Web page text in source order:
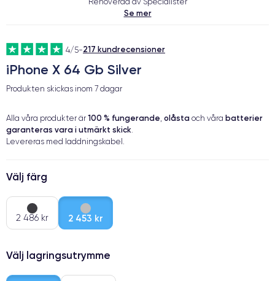
Se mer
4/5-217 kundrecensioner
iPhone X 64 Gb Silver
Produkten skickas inom 7 dagar
Alla våra produkter är 100 % fungerande, olåsta och våra batterier
garanteras vara i utmärkt skick.
Levereras med laddningskabel.
Välj färg
2 486 kr 2 453 kr
Välj lagringsutrymme